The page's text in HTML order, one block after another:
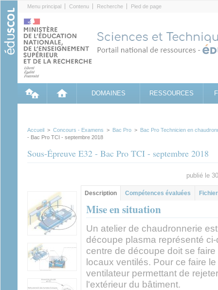
Menu principal Contenu Recherche Pied de page
DOMAINES RESSOURCES
Accueil > Concours - Examens > Bac Pro > Bac Pro Technicien en
- Bac Pro TCI - septembre 2018
Sous-Épreuve E32 - Bac Pro TCI - septembre 2018
publié le
Groupe principal
Description (onglet
actif)
Compétences évaluées
Mise en situation
Un atelier de chaudronnerie
découpe plasma représenté
centre de découpe doit se
locaux ventilés. Pour ce faire
ventilateur permettant de
l'extérieur du bâtiment.